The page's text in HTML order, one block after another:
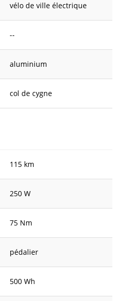
vélo de ville électrique
--
aluminium
col de cygne
115 km
250 W
75 Nm
pédalier
500 Wh